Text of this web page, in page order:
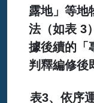
露地」等地
法（如表 3
據後續的「
判釋編修後
表3、依序